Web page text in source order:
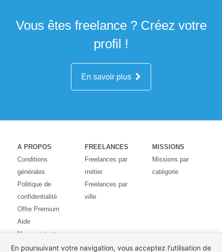
Vous êtes freelance ? Créez votre
profil !
En savoir plus
A PROPOS
Conditions
générales
Politique de
confidentialité
Offre Premium
Aide
Nous contacter
Avis des
FREELANCES
Freelances par
métier
Freelances par
ville
MISSIONS
Missions par
catégorie
En poursuivant votre navigation, vous acceptez l'utilisation de